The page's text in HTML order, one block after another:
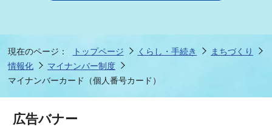
現在のページ： トップページ くらし・手続き
まちづくり
情報化
マイナンバー制度
マイナンバーカード（個人番号カード）
広告バナー